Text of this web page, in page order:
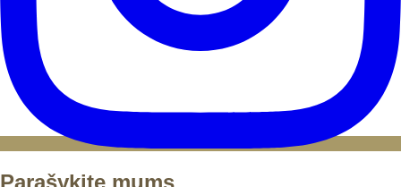
Parašykite mums